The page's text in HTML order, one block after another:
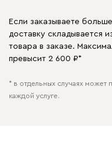
Если заказываете
доставку складывается
товара в заказе.
превысит 2 600 ₽*
* в отдельных случаях может
каждой услуге.